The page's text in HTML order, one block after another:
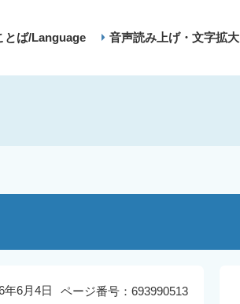
とば/Language 音声読み上げ・文字拡大
ページ番号：693990513
年6月4日